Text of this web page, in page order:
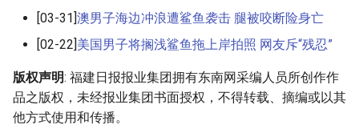
[03-31]澳男子海边冲浪遭鲨鱼袭击 腿被咬断险身亡
[02-22]美国男子将搁浅鲨鱼拖上岸拍照 网友斥“残忍”
版权声明: 福建日报报业集团拥有东南网采编人员所创作作
品之版权，未经报业集团书面授权，不得转载、摘编或以其
他方式使用和传播。